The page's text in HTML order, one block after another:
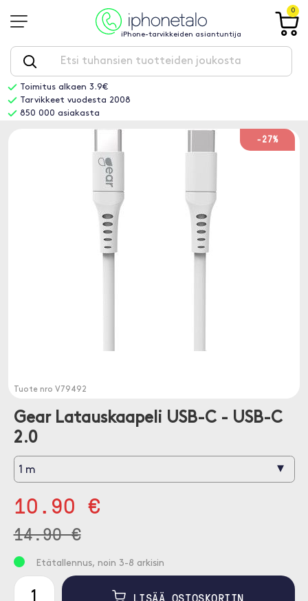
iPhone-tarvikkeiden asiantuntija
0
Toimitus alkaen 3.9€
Tarvikkeet vuodesta 2008
850 000 asiakasta
-27%
Tuote nro V79492
Gear Latauskaapeli USB-C - USB-C
2.0
1 m ▾
10.90 €
14.90 €
Etätallennus, noin 3-8 arkisin